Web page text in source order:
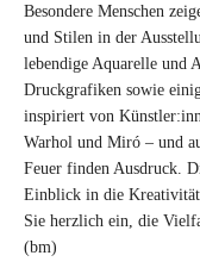
Besondere Menschen
und Stilen in der
lebendige Aquarelle und
Druckgrafiken sowie
inspiriert von
Warhol und Miró – und
Feuer finden Ausdruck.
Einblick in die Kreativität
Sie herzlich ein, die
(bm)